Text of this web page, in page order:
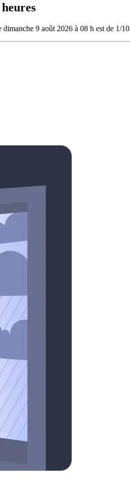
9 août 2026 à 08 h est de 1/10